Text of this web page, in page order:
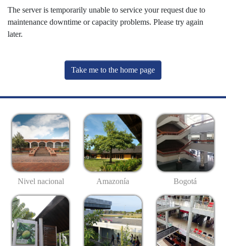
The server is temporarily unable to service your request due to
maintenance downtime or capacity problems. Please try again
later.
Take me to the home page
Nivel nacional Amazonía Bogotá